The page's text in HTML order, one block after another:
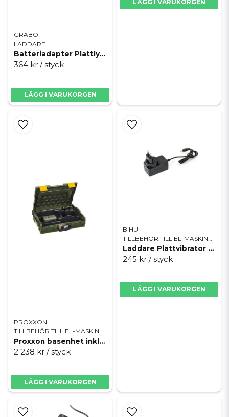
GRABO
LADDARE
Batteriadapter Plattlyft Grabo Pro Brushless Flex
364 kr / styck
LÄGG I VARUKORGEN
LÄGG I VARUKORGEN
PROXXON
TILLBEHÖR TILL EL-MASKINER
Proxxon basenhet inkl två batterier
2 238 kr / styck
LÄGG I VARUKORGEN
BIHUI
TILLBEHÖR TILL EL-MASKINER
Laddare Plattvibrator Bihui LFTBA
245 kr / styck
LÄGG I VARUKORGEN